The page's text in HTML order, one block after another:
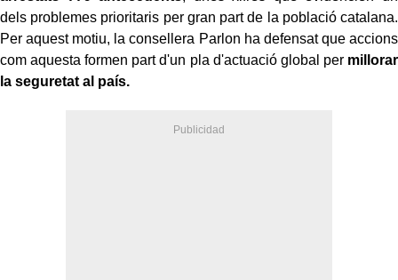
dels problemes prioritaris per gran part de la població catalana.
Per aquest motiu, la consellera Parlon ha defensat que accions
com aquesta formen part d'un pla d'actuació global per millorar
la seguretat al país.